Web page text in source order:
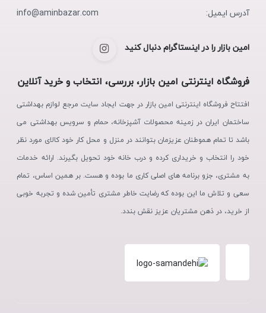
آدرس ایمیل:
info@aminbazar.com
امین بازار را در اینستاگرام دنبال کنید
فروشگاه اینترنتی امین بازار، بررسی، انتخاب و خرید آنلاین
افتتاح فروشگاه اینترنتی امین بازار در جهت ایجاد سایت مرجع لوازم بهداشتی
ساختمان ایران در زمینه محصولات آشپزخانه، حمام و سرویس بهداشتی می
باشد تا تمام هموطنان عزیزمان بتوانند در منزل و محل کار خود کالای مورد نظر
خود را انتخاب و خریداری کرده و درب خانه خود تحویل بگیرند. ارائه خدمات
به مشتری، جزو برنامه های اصلی کاری ما بوده و هست. بر همین اساس، تمام
سعی و تلاش ما این بوده که رضایت خاطر مشتری تأمین شده و تجربه خوبی
از خرید، در ذهن مشتریان عزیز نقش بندد.